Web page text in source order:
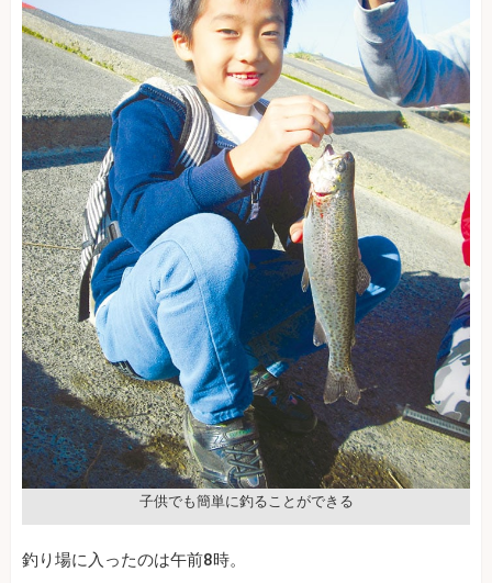
子供でも簡単に釣ることができる
釣り場に入ったのは午前8時。